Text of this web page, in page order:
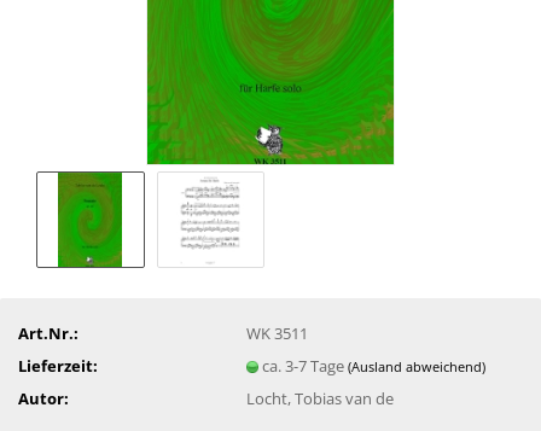
Art.Nr.:
WK 3511
Lieferzeit:
ca. 3-7 Tage(Ausland abweichend)
Autor: Locht, Tobias van de